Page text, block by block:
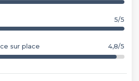
5/5
sur place 4,8/5